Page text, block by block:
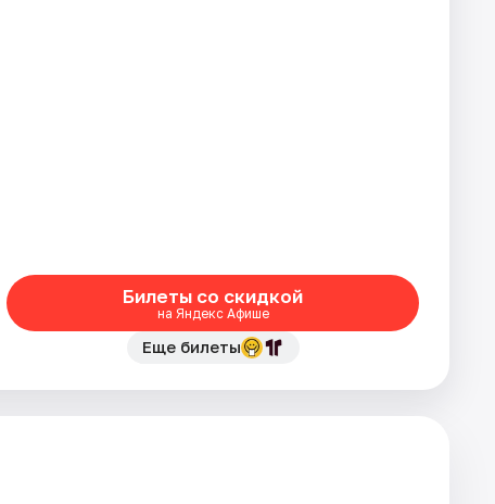
Билеты со скидкой
на Яндекс Афише
Еще билеты